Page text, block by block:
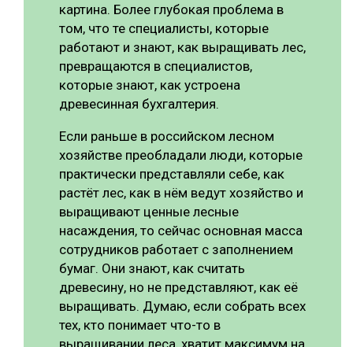
картина. Более глубокая проблема в
том, что те специалисты, которые
работают и знают, как выращивать лес,
превращаются в специалистов,
которые знают, как устроена
древесинная бухгалтерия.
Если раньше в российском лесном
хозяйстве преобладали люди, которые
практически представляли себе, как
растёт лес, как в нём ведут хозяйство и
выращивают ценные лесные
насаждения, то сейчас основная масса
сотрудников работает с заполнением
бумаг. Они знают, как считать
древесину, но не представляют, как её
выращивать. Думаю, если собрать всех
тех, кто понимает что-то в